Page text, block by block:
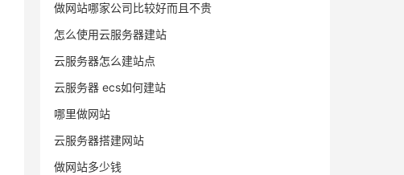
做网站哪家公司比较好而且不贵
怎么使用云服务器建站
云服务器怎么建站点
云服务器 ecs如何建站
哪里做网站
云服务器搭建网站
做网站多少钱